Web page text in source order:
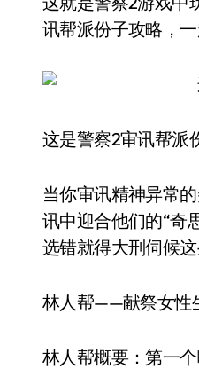
讯帮派份子攻略，一
这是警察2审讯帮派
当你审讯精神异常
讯中迎合他们的“奇
选错就得大刑伺候
林人帮——献祭女性
林人帮概要：第一